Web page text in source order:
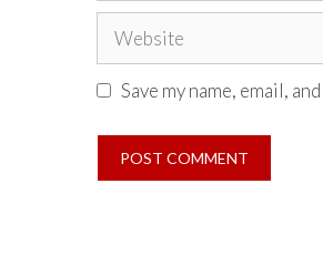
Website
Save my name, email,